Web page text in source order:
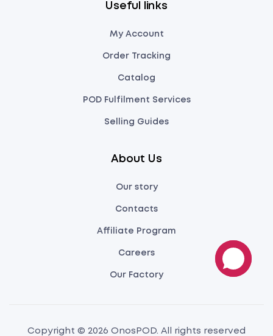
Useful links
My Account
Order Tracking
Catalog
POD Fulfilment Services
Selling Guides
About Us
Our story
Contacts
Affiliate Program
Careers
Our Factory
Copyright © 2026 OnosPOD. All rights reserved